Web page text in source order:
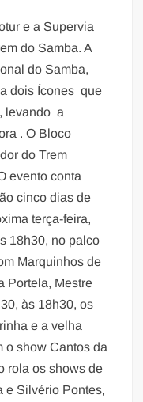
e a Supervia
do Samba. A
do Samba,
dois Ícones que
levando a
. O Bloco
do Trem
evento conta
cinco dias de
terça-feira,
18h30, no palco
Marquinhos de
Portela, Mestre
às 18h30, os
e a velha
o show Cantos da
rola os shows de
e Silvério Pontes,